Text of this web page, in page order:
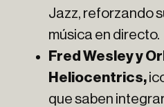
Jazz, reforzando
música en directo.
Fred Wesley y
Heliocentrics,
que saben